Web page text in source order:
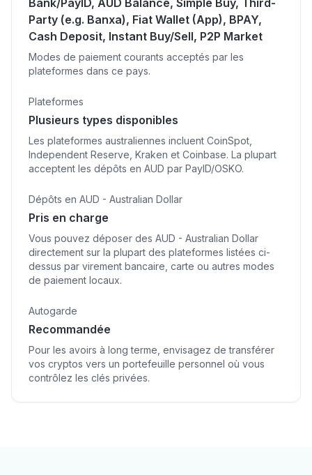
Bank/PayID, AUD Balance, Simple Buy, Third-
Party (e.g. Banxa), Fiat Wallet (App), BPAY,
Cash Deposit, Instant Buy/Sell, P2P Market
Modes de paiement courants acceptés par les
plateformes dans ce pays.
Plateformes
Plusieurs types disponibles
Les plateformes australiennes incluent CoinSpot,
Independent Reserve, Kraken et Coinbase. La plupart
acceptent les dépôts en AUD par PayID/OSKO.
Dépôts en AUD - Australian Dollar
Pris en charge
Vous pouvez déposer des AUD - Australian Dollar
directement sur la plupart des plateformes listées ci-
dessus par virement bancaire, carte ou autres modes
de paiement locaux.
Autogarde
Recommandée
Pour les avoirs à long terme, envisagez de transférer
vos cryptos vers un portefeuille personnel où vous
contrôlez les clés privées.